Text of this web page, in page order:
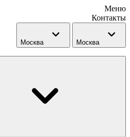
Меню
Контакты
Москва Москва